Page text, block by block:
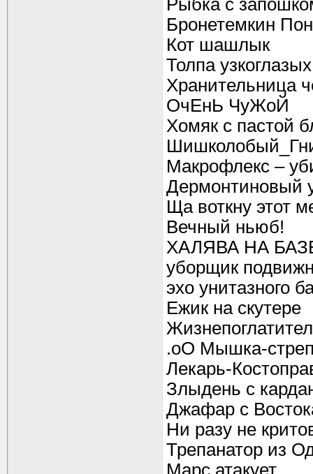
Рыбка с
Бронетемкин
Кот шашлык
Толпа
Хранительница
ОчЕнЬ ЧуЖоЙ
Хомяк с пастой
Макрофлекс –
Дермонтиновый
Ща воткну этот
Вечный ньюб!
ХАЛЯВА НА
уборщик
эхо унитазного
Ежик на скутере
.оО Мышка-
Лекарь-
Злыдень с
Джафар с
Ни разу не
Трепанатор из
Марс атакует